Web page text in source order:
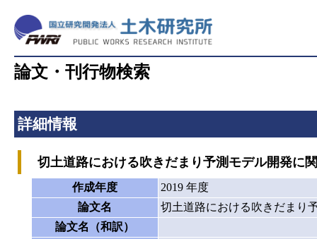
論文・刊行物検索
詳細情報
切土道路における吹きだまり予測モデル開発に
作成年度
2019 年度
論文名
切土道路における吹きだまり
論文名（和訳）